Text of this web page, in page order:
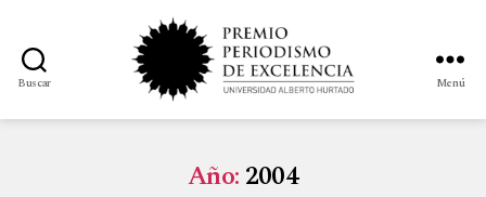
Buscar Menú
Año:2004